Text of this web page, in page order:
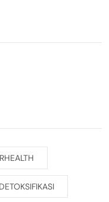
DETOKSIFIKASI